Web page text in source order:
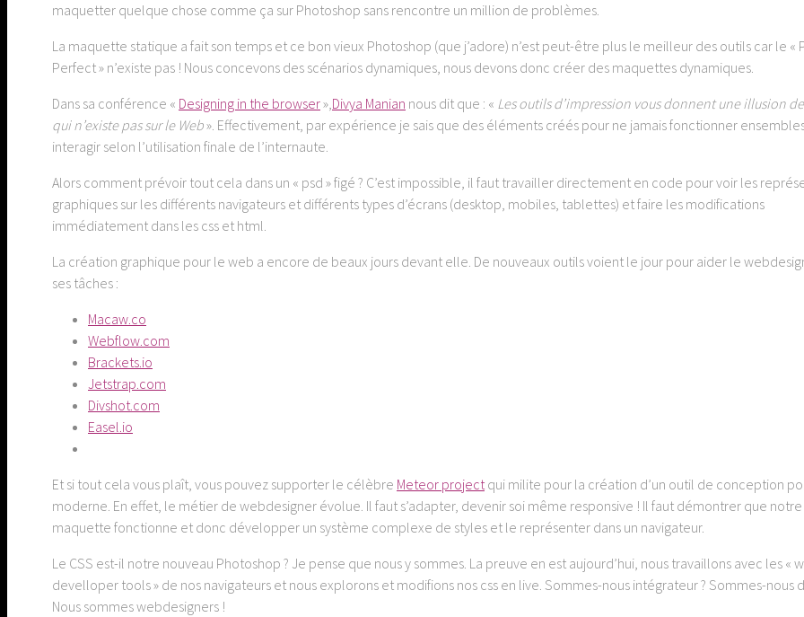
maquetter quelque chose comme ça sur Photoshop sans rencontre un million de problèmes.
La maquette statique a fait son temps et ce bon vieux Photoshop (que j’adore) n’est peut-être plus le meilleur des outils car le «
Perfect » n’existe pas ! Nous concevons des scénarios dynamiques, nous devons donc créer des maquettes dynamiques.
Dans sa conférence « Designing in the browser»,Divya Manian nous dit que : « Les outils d’impression vous donnent une illusion
qui n’existe pas sur le Web». Effectivement, par expérience je sais que des éléments créés pour ne jamais fonctionner
interagir selon l’utilisation finale de l’internaute.
Alors comment prévoir tout cela dans un « psd » figé ? C’est impossible, il faut travailler directement en code pour voir les
graphiques sur les différents navigateurs et différents types d’écrans (desktop, mobiles, tablettes) et faire les modifications
immédiatement dans les css et html.
La création graphique pour le web a encore de beaux jours devant elle. De nouveaux outils voient le jour pour aider le
ses tâches :
Macaw.co
Webflow.com
Brackets.io
Jetstrap.com
Divshot.com
Easel.io
Et si tout cela vous plaît, vous pouvez supporter le célèbre Meteor projectqui milite pour la création d’un outil de conception
moderne. En effet, le métier de webdesigner évolue. Il faut s’adapter, devenir soi même responsive ! Il faut démontrer que notre
maquette fonctionne et donc développer un système complexe de styles et le représenter dans un navigateur.
Le CSS est-il notre nouveau Photoshop ? Je pense que nous y sommes. La preuve en est aujourd’hui, nous travaillons avec les «
develloper tools » de nos navigateurs et nous explorons et modifions nos css en live. Sommes-nous intégrateur ? Sommes-nous
Nous sommes webdesigners !